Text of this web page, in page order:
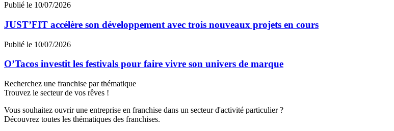
Publié le 10/07/2026
JUST’FIT accélère son développement avec trois nouveaux projets en cours
Publié le 10/07/2026
O’Tacos investit les festivals pour faire vivre son univers de marque
Recherchez une franchise par thématique
Trouvez le secteur de vos rêves !
Vous souhaitez ouvrir une entreprise en franchise dans un secteur d'activité particulier ?
Découvrez toutes les thématiques des franchises.